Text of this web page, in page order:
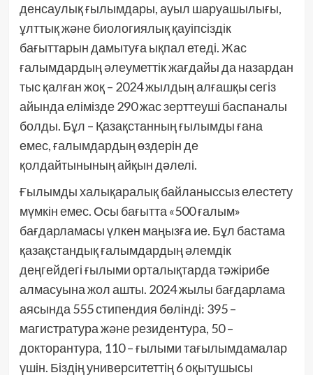
денсаулық ғылымдары, ауыл шаруашылығы,
ұлттық және биологиялық қауіпсіздік
бағыттарын дамытуға ықпал етеді. Жас
ғалымдардың әлеуметтік жағдайы да назардан
тыс қалған жоқ – 2024 жылдың алғашқы сегіз
айында елімізде 290 жас зерттеуші баспаналы
болды. Бұл – Қазақстанның ғылымды ғана
емес, ғалымдардың өздерін де
қолдайтынының айқын дәлелі.
Ғылымды халықаралық байланыссыз елестету
мүмкін емес. Осы бағытта «500 ғалым»
бағдарламасы үлкен маңызға ие. Бұл бастама
қазақстандық ғалымдардың әлемдік
деңгейдегі ғылыми орталықтарда тәжірибе
алмасуына жол ашты. 2024 жылы бағдарлама
аясында 555 стипендия бөлінді: 395 –
магистратура және резидентура, 50 –
докторантура, 110 – ғылыми тағылымдамалар
үшін. Біздің университеттің 6 оқытушысы